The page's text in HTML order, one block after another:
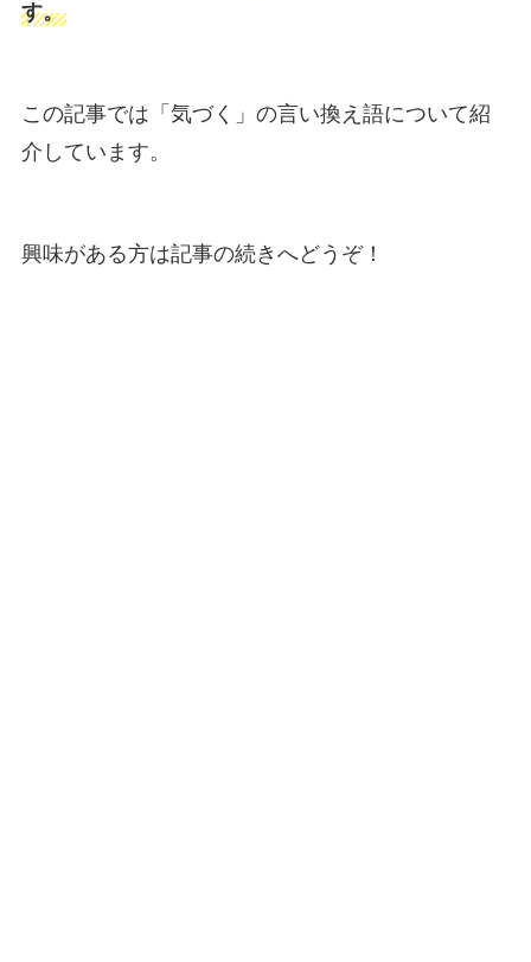
す。
この記事では「気づく」の言い換え語について紹
介しています。
興味がある方は記事の続きへどうぞ！